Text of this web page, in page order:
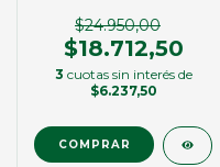
$24.950,00
$18.712,50
3 cuotas sin interés de
$6.237,50
COMPRAR